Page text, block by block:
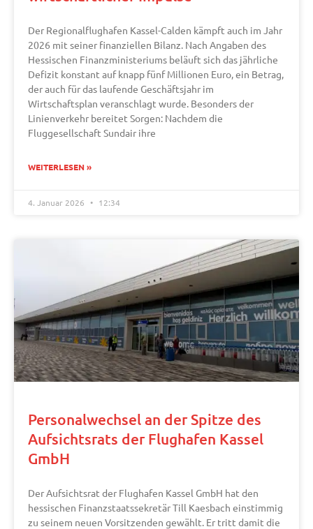
Der Regionalflughafen Kassel-Calden kämpft auch im Jahr
2026 mit seiner finanziellen Bilanz. Nach Angaben des
Hessischen Finanzministeriums beläuft sich das jährliche
Defizit konstant auf knapp fünf Millionen Euro, ein Betrag,
der auch für das laufende Geschäftsjahr im
Wirtschaftsplan veranschlagt wurde. Besonders der
Linienverkehr bereitet Sorgen: Nachdem die
Fluggesellschaft Sundair ihre
WEITERLESEN »
4. Januar 2026 12:34
Personalwechsel an der Spitze des
Aufsichtsrats der Flughafen Kassel
GmbH
Der Aufsichtsrat der Flughafen Kassel GmbH hat den
hessischen Finanzstaatssekretär Till Kaesbach einstimmig
zu seinem neuen Vorsitzenden gewählt. Er tritt damit die